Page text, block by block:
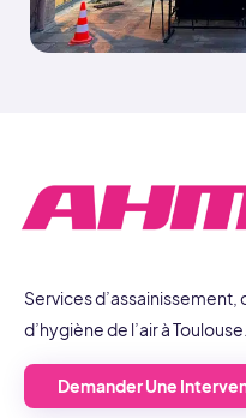
Services
d’hygiène de l’air à Toulouse.
Demander Une